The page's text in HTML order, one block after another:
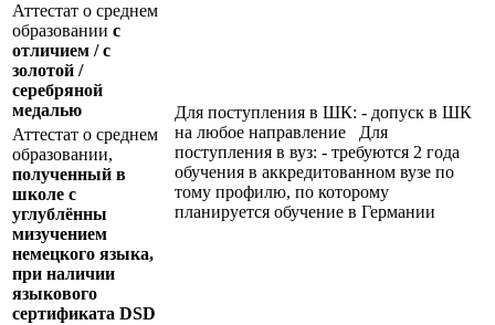
Аттестат о среднем
образовании с
отличием / с
золотой /
серебряной
медалью
Для поступления в ШК: - допуск в ШК
на любое направление Для
поступления в вуз: - требуются 2 года
обучения в аккредитованном вузе по
тому профилю, по которому
планируется обучение в Германии
Аттестат о среднем
образовании,
полученный в
школе с
углублённы
мизучением
немецкого языка,
при наличии
языкового
сертификата DSD